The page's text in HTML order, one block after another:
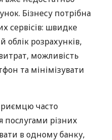
Бізнесу потрібна
сервісів: швидке
розрахунків,
можливість
та мінімізувати
часто
послугами різних
в одному банку,